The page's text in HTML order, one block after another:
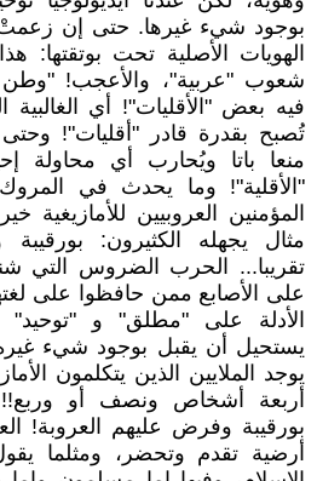
بوجود شيء غيرها. حتى إن
الهويات الأصلية تحت بوتقتها:
شعوب "عربية"، والأعجب!
فيه بعض "الأقليات"! أي
تُصبح بقدرة قادر "أقليات"!
منعا باتا ويُحارب أي محاولة
"الأقلية"! وما يحدث في
المؤمنين العروبيين للأمازيغية
مثال يجهله الكثيرون: بورقيبة
تقريبا... الحرب الضروس التي
على الأصابع ممن حافظوا على
الأدلة على "مطلق" و "توحيد"
يستحيل أن يقبل بوجود شيء
يوجد الملايين الذين يتكلمون
أربعة أشخاص ونصف أو
بورقيبة وفرض عليهم العروبة!
أرضية تقدم وتحضر، ومثلما